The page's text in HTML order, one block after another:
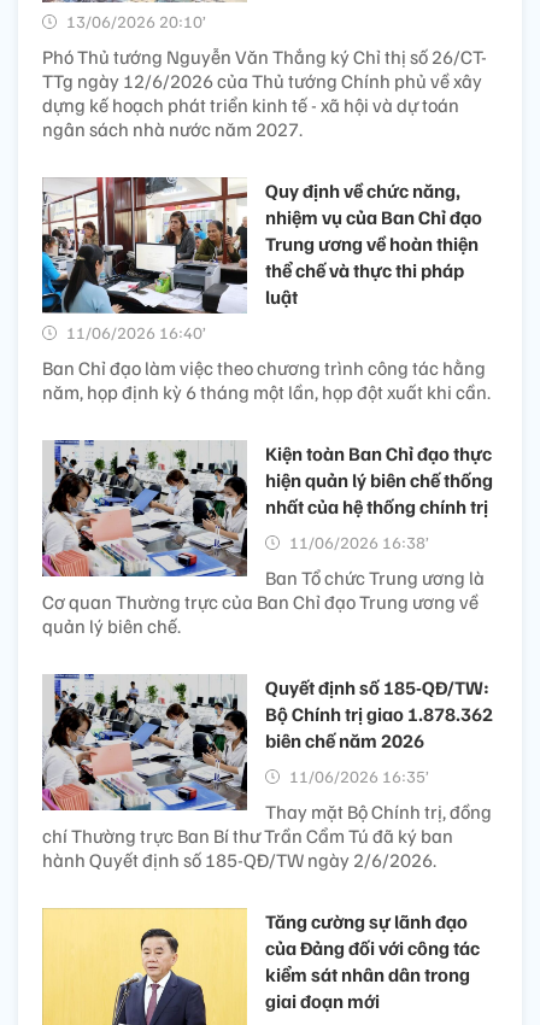
13/06/2026 20:10’
Phó Thủ tướng Nguyễn Văn Thắng ký Chỉ thị số 26/CT-
TTg ngày 12/6/2026 của Thủ tướng Chính phủ về xây
dựng kế hoạch phát triển kinh tế - xã hội và dự toán
ngân sách nhà nước năm 2027.
Quy định về chức năng,
nhiệm vụ của Ban Chỉ đạo
Trung ương về hoàn thiện
thể chế và thực thi pháp
luật
11/06/2026 16:40’
Ban Chỉ đạo làm việc theo chương trình công tác hằng
năm, họp định kỳ 6 tháng một lần, họp đột xuất khi cần.
Kiện toàn Ban Chỉ đạo thực
hiện quản lý biên chế thống
nhất của hệ thống chính trị
11/06/2026 16:38’
Ban Tổ chức Trung ương là
Cơ quan Thường trực của Ban Chỉ đạo Trung ương về
quản lý biên chế.
Quyết định số 185-QĐ/TW:
Bộ Chính trị giao 1.878.362
biên chế năm 2026
11/06/2026 16:35’
Thay mặt Bộ Chính trị, đồng
chí Thường trực Ban Bí thư Trần Cẩm Tú đã ký ban
hành Quyết định số 185-QĐ/TW ngày 2/6/2026.
Tăng cường sự lãnh đạo
của Đảng đối với công tác
kiểm sát nhân dân trong
giai đoạn mới